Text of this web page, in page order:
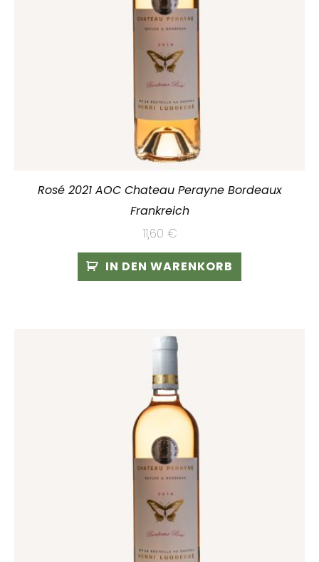
Rosé 2021 AOC Chateau Perayne Bordeaux
Frankreich
11,60 €
IN DEN WARENKORB